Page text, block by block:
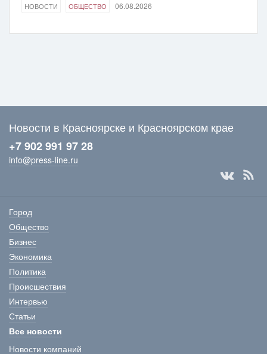
НОВОСТИ ОБЩЕСТВО 06.08.2026
Новости в Красноярске и Красноярском крае
+7 902 991 97 28
info@press-line.ru
Город
Общество
Бизнес
Экономика
Политика
Происшествия
Интервью
Статьи
Все новости
Новости компаний